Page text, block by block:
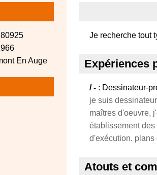
En Auge
Je recherche tout
Expériences
/ - : Dessinateur-
je suis
maîtres d'oeuvre,
établissement
d'exécution. plans
Atouts et